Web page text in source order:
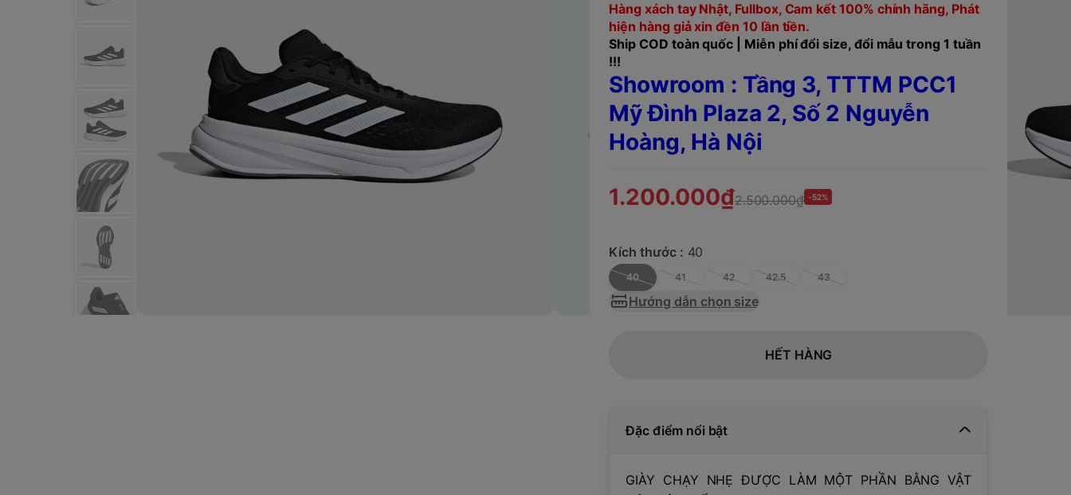
Hàng xách tay Nhật, Fullbox, Cam kết 100% chính hãng, Phát
hiện hàng giả xin đền 10 lần tiền.
Ship COD toàn quốc | Miễn phí đổi size, đổi mẫu trong 1 tuần
!!!
Showroom : Tầng 3, TTTM PCC1
Mỹ Đình Plaza 2, Số 2 Nguyễn
Hoàng, Hà Nội
1.200.000₫2.500.000₫ -52%
Kích thước : 40
40 41 42 42.5 43
Hướng dẫn chọn size
HẾT HÀNG
Đặc điểm nổi bật
GIÀY CHẠY NHẸ ĐƯỢC LÀM MỘT PHẦN BẰNG VẬT